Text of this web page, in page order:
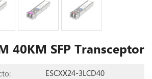
40KM SFP Transceptor
ESCXX24-3LCD40